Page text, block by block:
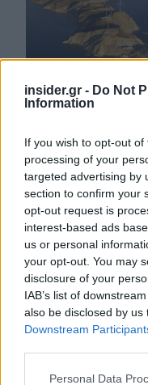
insider.gr - Do Not
Information
If you wish to opt-out
processing of your
targeted advertising by
section to confirm your
opt-out request is
interest-based ads
us or personal
your opt-out. You may
disclosure of your
IAB’s list of
also be disclosed by
Downstream
Please note that this
Personal Data